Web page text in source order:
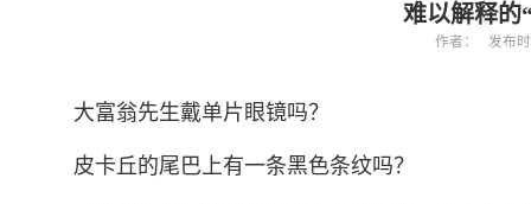
难以解释的
作者： 发布
大富翁先生戴单片眼镜吗？
皮卡丘的尾巴上有一条黑色条纹吗？